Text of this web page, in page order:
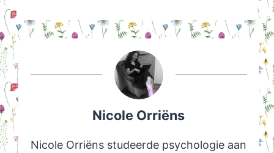
Nicole Orriëns
Nicole Orriëns studeerde psychologie aan